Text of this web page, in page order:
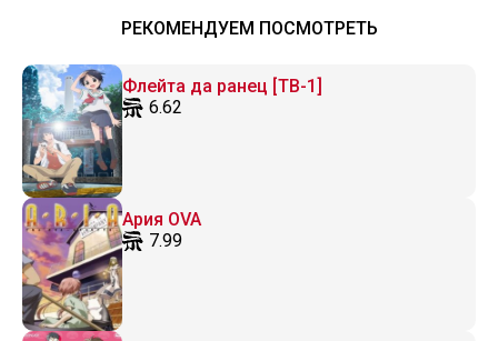
РЕКОМЕНДУЕМ ПОСМОТРЕТЬ
Флейта да ранец [ТВ-1]
6.62
Ария OVA
7.99